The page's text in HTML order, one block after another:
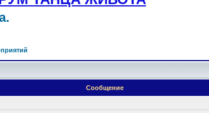
Сообщение